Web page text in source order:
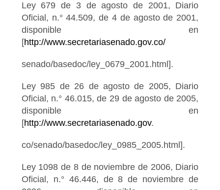
Ley 679 de 3 de agosto de 2001, Diario
Oficial, n.° 44.509, de 4 de agosto de 2001,
disponible en
[http://www.secretariasenado.gov.co/
senado/basedoc/ley_0679_2001.html].
Ley 985 de 26 de agosto de 2005, Diario
Oficial, n.° 46.015, de 29 de agosto de 2005,
disponible en
[http://www.secretariasenado.gov.
co/senado/basedoc/ley_0985_2005.html].
Ley 1098 de 8 de noviembre de 2006, Diario
Oficial, n.° 46.446, de 8 de noviembre de